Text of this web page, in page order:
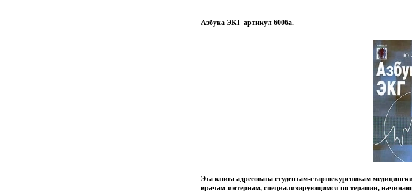
Азбука ЭКГ артикул 6006a.
Эта книга адресована студентам-старшекурсникам
врачам-интернам, специализирующимся по терапии,